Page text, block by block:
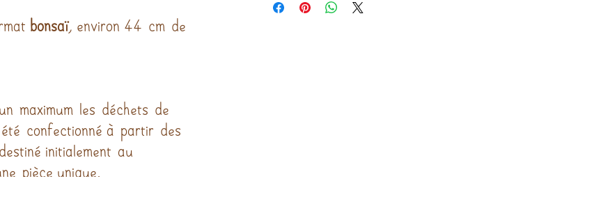
bonsaï environ 44 cm de
maximum les déchets de
confectionné à partir des
initialement au
pièce unique.